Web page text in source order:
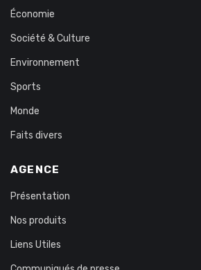
Économie
Société & Culture
Environnement
Sports
Monde
Faits divers
AGENCE
Présentation
Nos produits
Liens Utiles